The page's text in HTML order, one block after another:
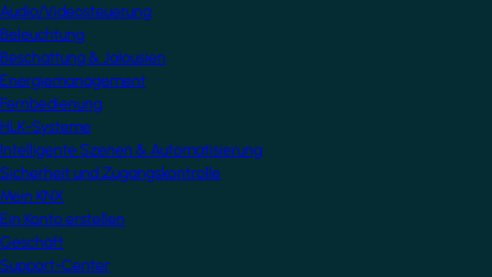
Audio/Videosteuerung
Beleuchtung
Beschattung & Jalousien
Energiemanagement
Fernbedienung
HLK-Systeme
Intelligente Szenen & Automatisierung
Sicherheit und Zugangskontrolle
Mein KNX
Ein Konto erstellen
Geschäft
Support-Center